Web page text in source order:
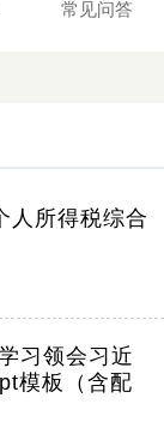
常见问答
人所得税综合
习领会习近
模板（含配